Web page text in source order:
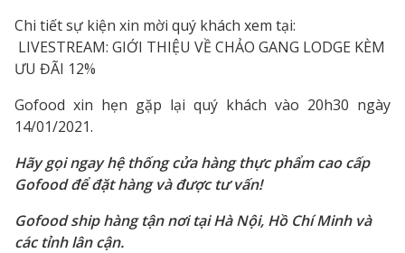
Chi tiết sự kiện xin mời quý khách xem tại:
LIVESTREAM: GIỚI THIỆU VỀ CHẢO GANG LODGE KÈM
ƯU ĐÃI 12%
Gofood xin hẹn gặp lại quý khách vào 20h30 ngày
14/01/2021.
Hãy gọi ngay hệ thống cửa hàng thực phẩm cao cấp
Gofood để đặt hàng và được tư vấn!
Gofood ship hàng tận nơi tại Hà Nội, Hồ Chí Minh và
các tỉnh lân cận.